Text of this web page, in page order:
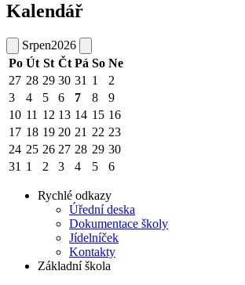
Kalendář
Srpen2026
Po Út St Čt Pá So Ne
27 28 29 30 31 1
2
3
4 5 6 7 8
9
10 11 12 13 14 15 16
17 18 19 20 21 22 23
24 25 26 27 28 29 30
31 1 2 3 4 5 6
Rychlé odkazy
Úřední deska
Dokumentace školy
Jídelníček
Kontakty
Základní škola